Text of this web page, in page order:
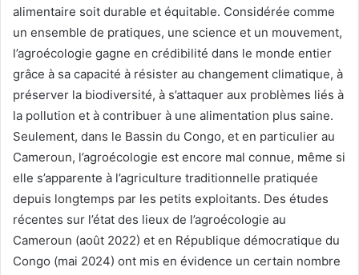
alimentaire soit durable et équitable. Considérée comme
un ensemble de pratiques, une science et un mouvement,
l’agroécologie gagne en crédibilité dans le monde entier
grâce à sa capacité à résister au changement climatique, à
préserver la biodiversité, à s’attaquer aux problèmes liés à
la pollution et à contribuer à une alimentation plus saine.
Seulement, dans le Bassin du Congo, et en particulier au
Cameroun, l’agroécologie est encore mal connue, même si
elle s’apparente à l’agriculture traditionnelle pratiquée
depuis longtemps par les petits exploitants. Des études
récentes sur l’état des lieux de l’agroécologie au
Cameroun (août 2022) et en République démocratique du
Congo (mai 2024) ont mis en évidence un certain nombre